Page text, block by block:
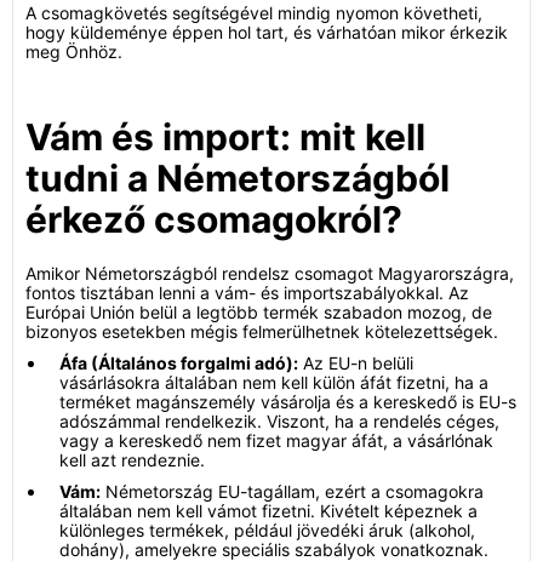
A csomagkövetés segítségével mindig nyomon követheti,
hogy küldeménye éppen hol tart, és várhatóan mikor érkezik
meg Önhöz.
Vám és import: mit kell
tudni a Németországból
érkező csomagokról?
Amikor Németországból rendelsz csomagot Magyarországra,
fontos tisztában lenni a vám- és importszabályokkal. Az
Európai Unión belül a legtöbb termék szabadon mozog, de
bizonyos esetekben mégis felmerülhetnek kötelezettségek.
Áfa (Általános forgalmi adó): Az EU-n belüli
vásárlásokra általában nem kell külön áfát fizetni, ha a
terméket magánszemély vásárolja és a kereskedő is EU-s
adószámmal rendelkezik. Viszont, ha a rendelés céges,
vagy a kereskedő nem fizet magyar áfát, a vásárlónak
kell azt rendeznie.
Vám: Németország EU-tagállam, ezért a csomagokra
általában nem kell vámot fizetni. Kivételt képeznek a
különleges termékek, például jövedéki áruk (alkohol,
dohány), amelyekre speciális szabályok vonatkoznak.